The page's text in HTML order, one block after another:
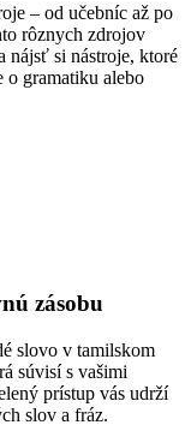
– od učebníc až po
rôznych zdrojov
nájsť si nástroje, ktoré
o gramatiku alebo
zásobu
slovo v tamilskom
súvisí s vašimi
prístup vás udrží
slov a fráz.